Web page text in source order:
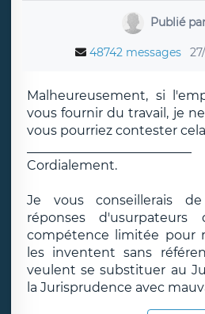
Publié
48742 messages
Malheureusement, si
vous fournir du travail, je
vous pourriez contester
Cordialement.
Je vous conseillerais
réponses
compétence limitée pour
les inventent sans
veulent se substituer au
la Jurisprudence avec